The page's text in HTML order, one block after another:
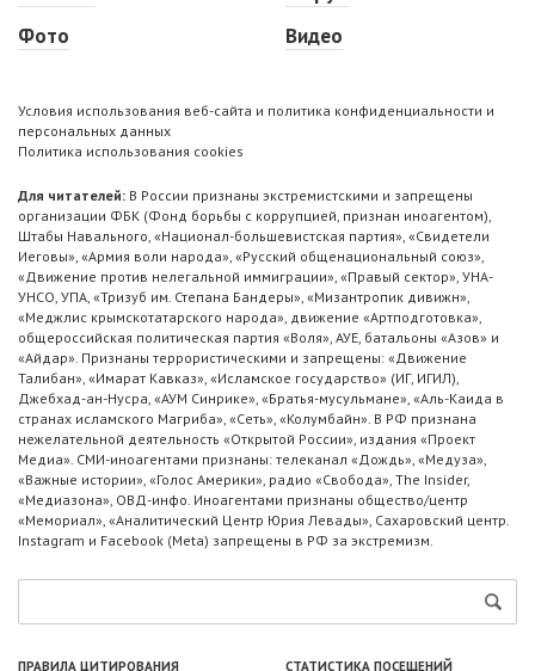
Фото
Видео
Условия использования веб-сайта и политика конфиденциальности и
персональных данных
Политика использования cookies
Для читателей: В России признаны экстремистскими и запрещены
организации ФБК (Фонд борьбы с коррупцией, признан иноагентом),
Штабы Навального, «Национал-большевистская партия», «Свидетели
Иеговы», «Армия воли народа», «Русский общенациональный союз»,
«Движение против нелегальной иммиграции», «Правый сектор», УНА-
УНСО, УПА, «Тризуб им. Степана Бандеры», «Мизантропик дивижн»,
«Меджлис крымскотатарского народа», движение «Артподготовка»,
общероссийская политическая партия «Воля», АУЕ, батальоны «Азов» и
«Айдар». Признаны террористическими и запрещены: «Движение
Талибан», «Имарат Кавказ», «Исламское государство» (ИГ, ИГИЛ),
Джебхад-ан-Нусра, «АУМ Синрике», «Братья-мусульмане», «Аль-Каида в
странах исламского Магриба», «Сеть», «Колумбайн». В РФ признана
нежелательной деятельность «Открытой России», издания «Проект
Медиа». СМИ-иноагентами признаны: телеканал «Дождь», «Медуза»,
«Важные истории», «Голос Америки», радио «Свобода», The Insider,
«Медиазона», ОВД-инфо. Иноагентами признаны общество/центр
«Мемориал», «Аналитический Центр Юрия Левады», Сахаровский центр.
Instagram и Facebook (Metа) запрещены в РФ за экстремизм.
ПРАВИЛА ЦИТИРОВАНИЯ СТАТИСТИКА ПОСЕЩЕНИЙ